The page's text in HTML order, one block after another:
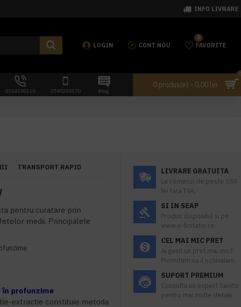
INFO LIVRARE
LOGIN CONT NOU FAVORITE
0
0314100110 0740230170 Blog
0 produs(e) - 0,00 lei
TRANSPORT RAPID
pentru curatare prin
medii. Principalele
în profunzime
extractie constituie metoda
LIVRARE GRATUITA
La comenzi de peste 550
lei fara TVA.
SI IN SEAP
Produs disponibil si pe
www.e-licitatie.ro
CEL MAI MIC PRET
Ai gasit un pret mai mic?
Promitem sa il echivalam.
SUPORT PREMIUM
Consulta un expert Sanito
pentru mai multe detalii